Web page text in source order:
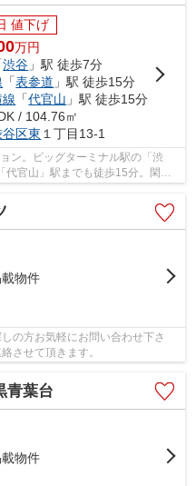
値下げ
万円
渋谷 」駅 徒歩7分
「表参道 」駅 徒歩15分
「代官山 」駅 徒歩15分
/ 104.76㎡
谷区東 １丁目13-1
ン。ビッグターミナル駅の「渋
官山」駅までも徒歩15分。閑静
は買い物施設...
物件
の方お気軽にお問い合わせ下さ
させて頂きます。
青葉台
物件